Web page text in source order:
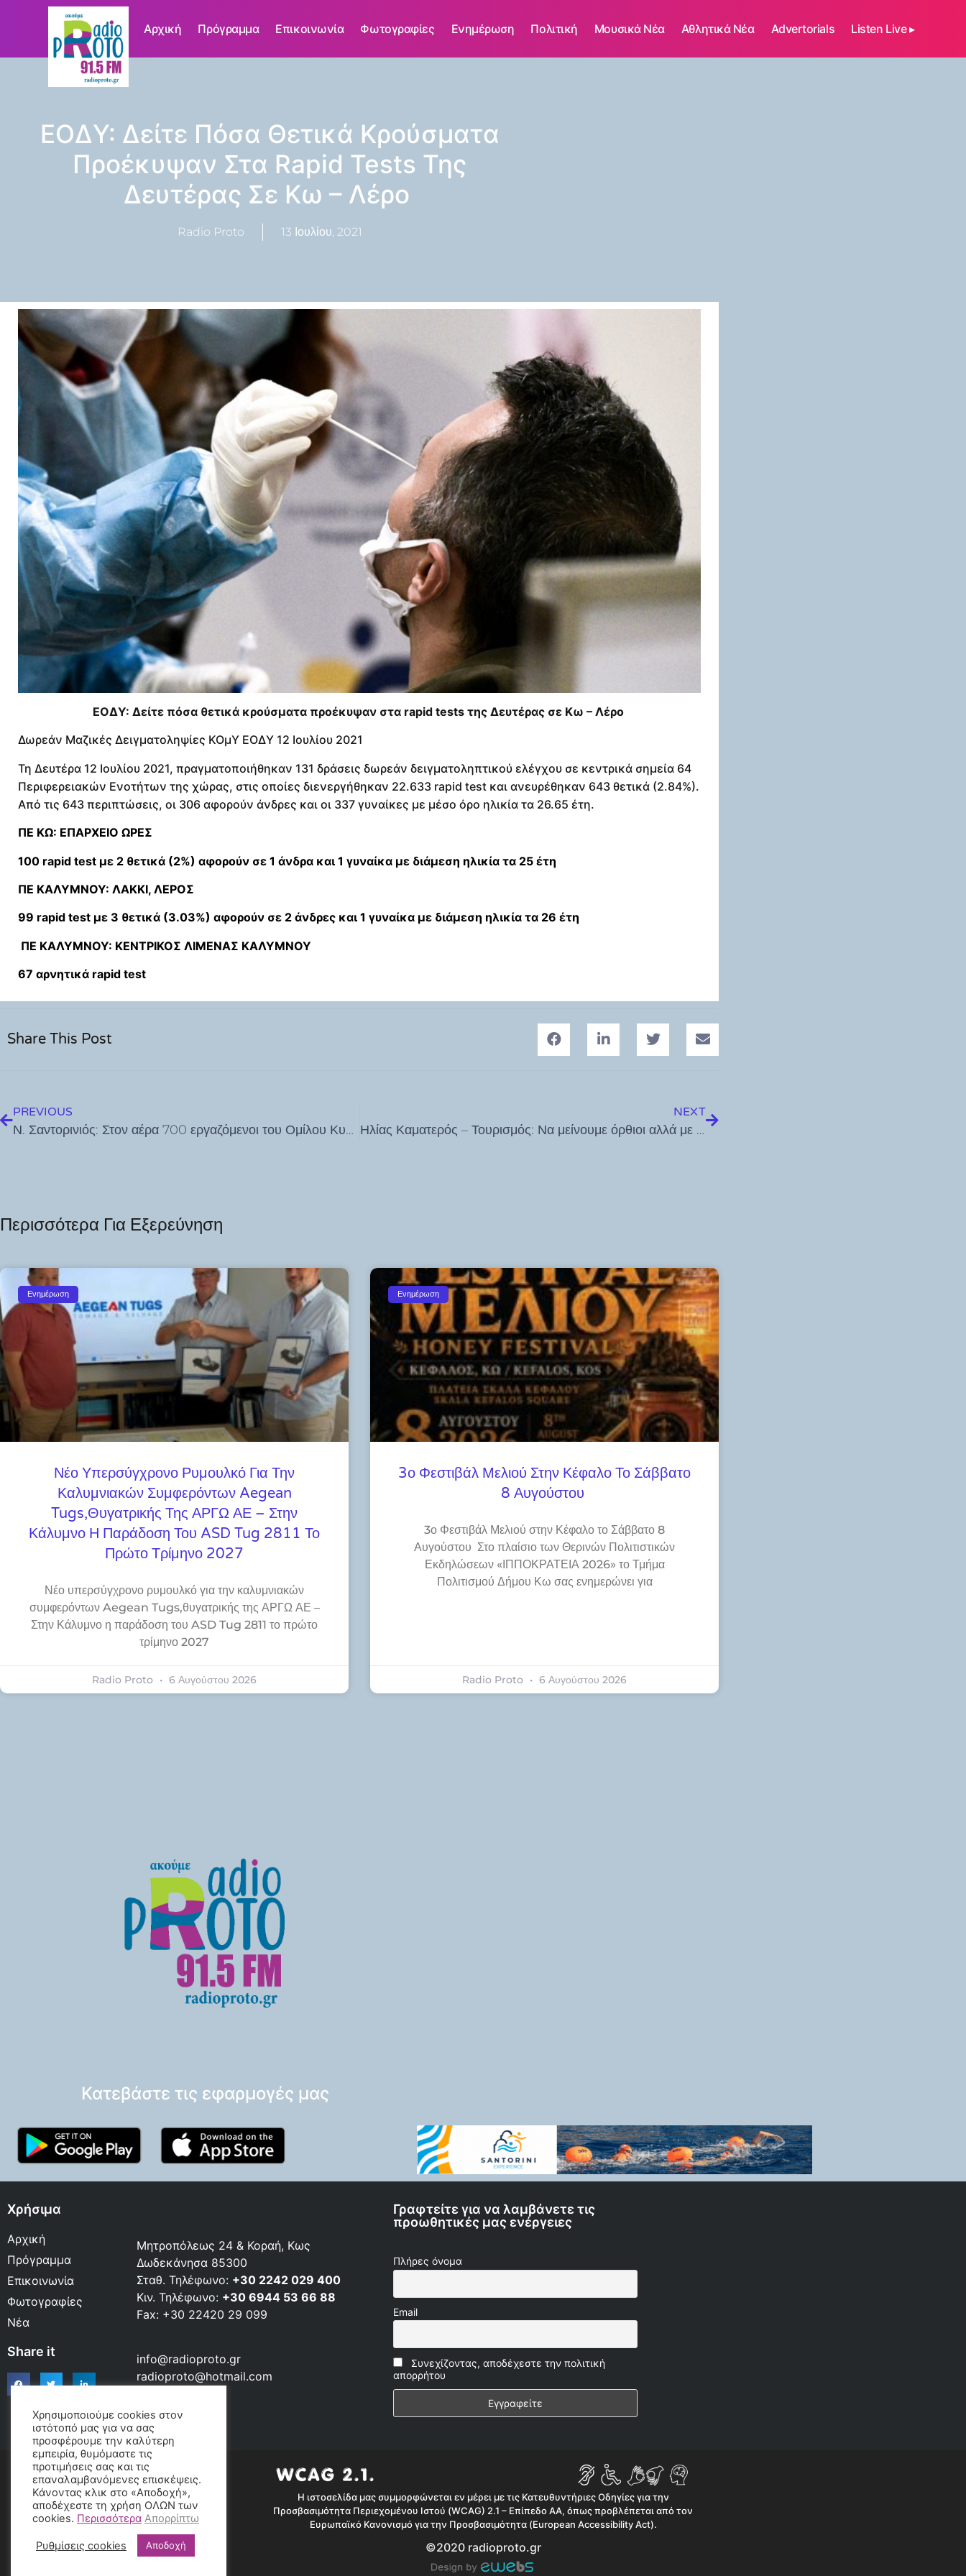
Αρχική Πρόγραμμα Επικοινωνία Φωτογραφίες Ενημέρωση Πολιτική Μουσικά Νέα Αθλητικά Νέα Advertorials Listen Live ▸
ΕΟΔΥ: Δείτε Πόσα Θετικά Κρούσματα
Προέκυψαν Στα Rapid Tests Της
Δευτέρας Σε Κω – Λέρο
Radio Proto 13 Ιουλίου, 2021
ΕΟΔΥ: Δείτε πόσα θετικά κρούσματα προέκυψαν στα rapid tests της Δευτέρας σε Κω – Λέρο
Δωρεάν Μαζικές Δειγματοληψίες ΚΟμΥ ΕΟΔΥ 12 Ιουλίου 2021
Τη Δευτέρα 12 Ιουλίου 2021, πραγματοποιήθηκαν 131 δράσεις δωρεάν δειγματοληπτικού ελέγχου σε κεντρικά σημεία 64
Περιφερειακών Ενοτήτων της χώρας, στις οποίες διενεργήθηκαν 22.633 rapid test και ανευρέθηκαν 643 θετικά (2.84%).
Από τις 643 περιπτώσεις, οι 306 αφορούν άνδρες και οι 337 γυναίκες με μέσο όρο ηλικία τα 26.65 έτη.
ΠΕ ΚΩ: ΕΠΑΡΧΕΙΟ ΩΡΕΣ
100 rapid test με 2 θετικά (2%) αφορούν σε 1 άνδρα και 1 γυναίκα με διάμεση ηλικία τα 25 έτη
ΠΕ ΚΑΛΥΜΝΟΥ: ΛΑΚΚΙ, ΛΕΡΟΣ
99 rapid test με 3 θετικά (3.03%) αφορούν σε 2 άνδρες και 1 γυναίκα με διάμεση ηλικία τα 26 έτη
ΠΕ ΚΑΛΥΜΝΟΥ: ΚΕΝΤΡΙΚΟΣ ΛΙΜΕΝΑΣ ΚΑΛΥΜΝΟΥ
67 αρνητικά rapid test
Share This Post
PREVIOUS
Ν. Σαντορινιός: Στον αέρα 700 εργαζόμενοι του Ομίλου Κυπριώτη στην Κω. Η τύχη τους πρέπει να αποτελέσει άμεση προτεραιότητα για την Κυβέρνηση.
NEXT
Ηλίας Καματερός – Τουρισμός: Να μείνουμε όρθιοι αλλά με το βλέμμα στο μέλλον
Περισσότερα Για Εξερεύνηση
Ενημέρωση
Νέο Υπερσύγχρονο Ρυμουλκό Για Την
Καλυμνιακών Συμφερόντων Aegean
Tugs,θυγατρικής Της ΑΡΓΩ ΑΕ – Στην
Κάλυμνο Η Παράδοση Του ASD Tug 2811 Το
Πρώτο Τρίμηνο 2027
Νέο υπερσύγχρονο ρυμουλκό για την καλυμνιακών
συμφερόντων Aegean Tugs,θυγατρικής της ΑΡΓΩ ΑΕ –
Στην Κάλυμνο η παράδοση του ASD Tug 2811 το πρώτο
τρίμηνο 2027
Radio Proto 6 Αυγούστου 2026
Ενημέρωση
3ο Φεστιβάλ Μελιού Στην Κέφαλο Το Σάββατο
8 Αυγούστου
3ο Φεστιβάλ Μελιού στην Κέφαλο το Σάββατο 8
Αυγούστου Στο πλαίσιο των Θερινών Πολιτιστικών
Εκδηλώσεων «ΙΠΠΟΚΡΑΤΕΙΑ 2026» το Τμήμα
Πολιτισμού Δήμου Κω σας ενημερώνει για
Radio Proto 6 Αυγούστου 2026
Κατεβάστε τις εφαρμογές μας
Χρήσιμα
Αρχική
Πρόγραμμα
Επικοινωνία
Φωτογραφίες
Νέα
Share it
Μητροπόλεως 24 & Κοραή, Κως
Δωδεκάνησα 85300
Σταθ. Τηλέφωνο: +30 2242 029 400
Κιν. Τηλέφωνο: +30 6944 53 66 88
Fax: +30 22420 29 099
info@radioproto.gr
radioproto@hotmail.com
Γραφτείτε για να λαμβάνετε τις
προωθητικές μας ενέργειες
Πλήρες όνομα
Email
Συνεχίζοντας, αποδέχεστε την πολιτική
απορρήτου
Η ιστοσελίδα μας συμμορφώνεται εν μέρει με τις Κατευθυντήριες Οδηγίες για την
Προσβασιμότητα Περιεχομένου Ιστού (WCAG) 2.1 – Επίπεδο AA, όπως προβλέπεται από τον
Ευρωπαϊκό Κανονισμό για την Προσβασιμότητα (European Accessibility Act).
Χρησιμοποιούμε cookies στον
ιστότοπό μας για να σας
προσφέρουμε την καλύτερη
εμπειρία, θυμόμαστε τις
προτιμήσεις σας και τις
επαναλαμβανόμενες επισκέψεις.
Κάνοντας κλικ στο «Αποδοχή»,
αποδέχεστε τη χρήση ΟΛΩΝ των
cookies. Περισσότερα Απορρίπτω
Ρυθμίσεις cookies Αποδοχή ©2020 radioproto.gr